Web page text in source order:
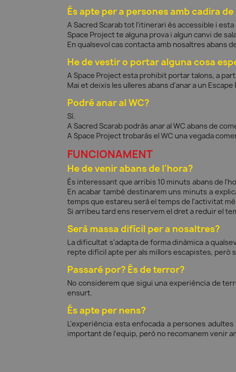
És apte per a persones amb cadira
A Sacred Scarab tot l'itinerari és accessible i
Space Project te alguna prova i algun canvi de
En qualsevol cas contacta amb nosaltres abans
He de vestir o portar alguna cosa
A Space Project esta prohibit portar talons, a
Mai et deixis les ulleres abans d'anar a un
Podré anar al WC?
Sí.
A Sacred Scarab podràs anar al WC abans de
A Space Project trobaràs el WC una vegada
FUNCIONAMENT
He de venir abans de l'hora?
És interessant que arribis 10 minuts abans de
En acabar també destinarem uns minuts a
temps que estareu serà el temps de l'activitat
Si arribeu tard ens reservem el dret a reduir el
Serà massa difícil per a nosaltres?
La dificultat s'adapta de forma dinàmica a
repte difícil apte per als millors escapistes, però
Passaré por? És de terror?
No considerem que sigui una experiència de
ensurt.
És apte per nens?
L'experiència esta enfocada a persones
important de l'equip, però no recomanem venir